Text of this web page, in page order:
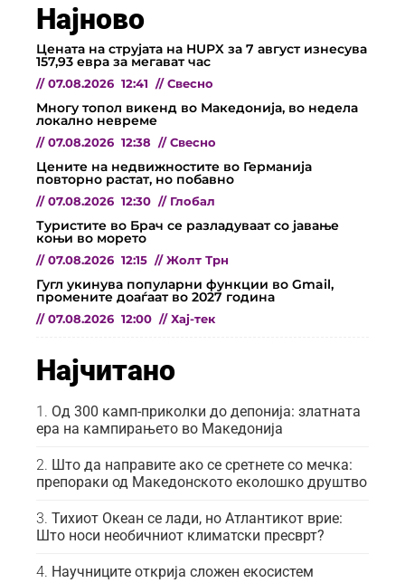
Најново
Цената на струјата на HUPX за 7 август изнесува
157,93 евра за мегават час
// 07.08.2026 12:41 // Свесно
Многу топол викенд во Македонија, во недела
локално невреме
// 07.08.2026 12:38 // Свесно
Цените на недвижностите во Германија
повторно растат, но побавно
// 07.08.2026 12:30 // Глобал
Туристите во Брач се разладуваат со јавање
коњи во морето
// 07.08.2026 12:15 // Жолт Трн
Гугл укинува популарни функции во Gmail,
промените доаѓаат во 2027 година
// 07.08.2026 12:00 // Хај-тек
Најчитано
Од 300 камп-приколки до депонија: златната
ера на кампирањето во Македонија
Што да направите ако се сретнете со мечка:
препораки од Македонското еколошко друштво
Тихиот Океан се лади, но Атлантикот врие:
Што носи необичниот климатски пресврт?
Научниците открија сложен екосистем